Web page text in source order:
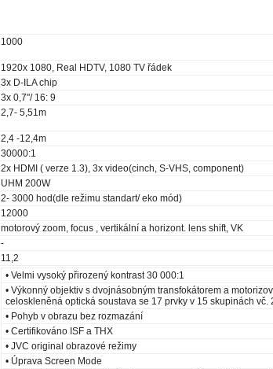
1000
1920x 1080, Real HDTV, 1080 TV řádek
3x D-ILA chip
3x 0,7"/ 16: 9
2,7- 5,51m
2,4 -12,4m
30000:1
2x HDMI ( verze 1.3), 3x video(cinch, S-VHS, component)
UHM 200W
2- 3000 hod(dle režimu standart/ eko mód)
12000
motorový zoom, focus , vertikální a horizont. lens shift, VK
-
11,2
• Velmi vysoký přirozený kontrast 30 000:1
• Výkonný objektiv s dvojnásobným transfokátorem a
celoskleněná optická soustava se 17 prvky v 15 skupinách vč.
• Pohyb v obrazu bez rozmazání
• Certifikováno ISF a THX
• JVC original obrazové režimy
• Úprava Screen Mode